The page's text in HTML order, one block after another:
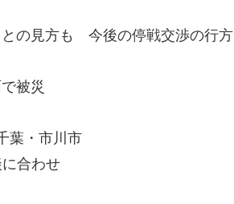
の見方も 今後の停戦交渉の行方
被災
葉・市川市
合わせ